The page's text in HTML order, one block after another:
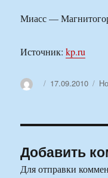
Миасс —
Источник:kp.ru
АвторОпубликовано
17.09.2010
Добавить
Для отправки